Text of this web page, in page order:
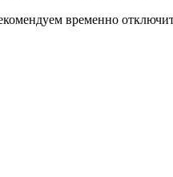
временно